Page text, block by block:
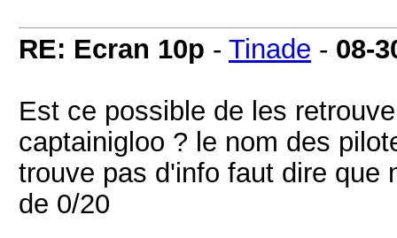
RE: Ecran 10p - Tinade - 08-
Est ce possible de les
captainigloo ? le nom des
trouve pas d'info faut dire que
de 0/20